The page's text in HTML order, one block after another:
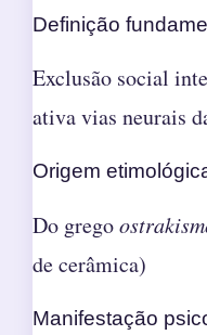
Definição
Exclusão social
ativa vias neurais
Origem
Do grego
de cerâmica)
Manifestação